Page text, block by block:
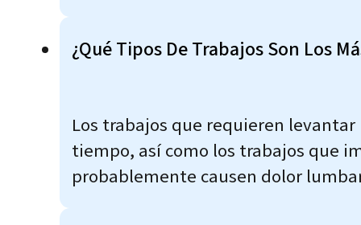
¿Qué Tipos De Trabajos Son Los
Los trabajos que requieren
tiempo, así como los trabajos que
probablemente causen dolor